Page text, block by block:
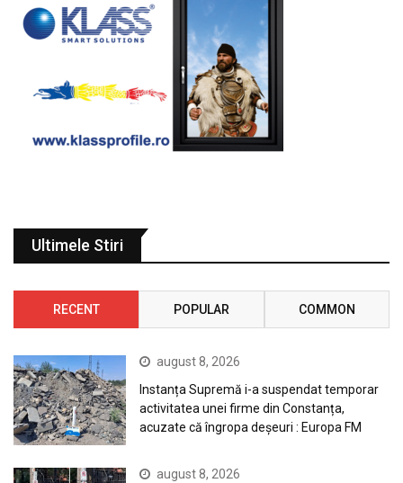
Ultimele Stiri
RECENT POPULAR COMMON
august 8, 2026
Instanța Supremă i-a suspendat temporar
activitatea unei firme din Constanța,
acuzate că îngropa deșeuri : Europa FM
august 8, 2026